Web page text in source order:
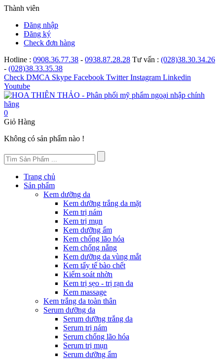
Thành viên
Đăng nhập
Đăng ký
Check đơn hàng
Hotline : 0908.36.77.38 - 0938.87.28.28 Tư vấn : (028)38.30.34.26
- (028)38.33.35.38
Check DMCA Skype Facebook Twitter Instagram Linkedin
Youtube
0
Giỏ Hàng
Không có sản phẩm nào !
Trang chủ
Sản phẩm
Kem dưỡng da
Kem dưỡng trắng da mặt
Kem trị nám
Kem trị mụn
Kem dưỡng ẩm
Kem chống lão hóa
Kem chống nắng
Kem dưỡng da vùng mắt
Kem tẩy tế bào chết
Kiểm soát nhờn
Kem trị sẹo - trị rạn da
Kem massage
Kem trắng da toàn thân
Serum dưỡng da
Serum dưỡng trắng da
Serum trị nám
Serum chống lão hóa
Serum trị mụn
Serum dưỡng ẩm